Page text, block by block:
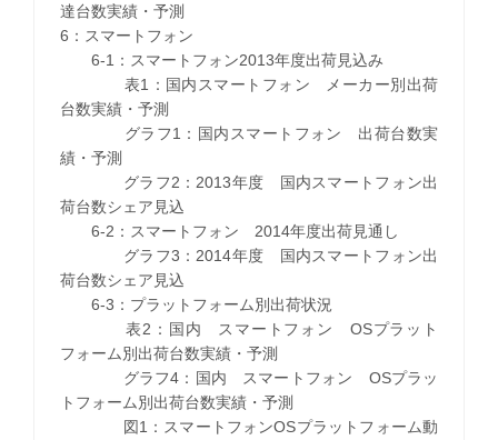
達台数実績・予測
6：スマートフォン
6-1：スマートフォン2013年度出荷見込み
表1：国内スマートフォン メーカー別出荷
台数実績・予測
グラフ1：国内スマートフォン 出荷台数実
績・予測
グラフ2：2013年度 国内スマートフォン出
荷台数シェア見込
6-2：スマートフォン 2014年度出荷見通し
グラフ3：2014年度 国内スマートフォン出
荷台数シェア見込
6-3：プラットフォーム別出荷状況
表2：国内 スマートフォン OSプラット
フォーム別出荷台数実績・予測
グラフ4：国内 スマートフォン OSプラッ
トフォーム別出荷台数実績・予測
図1：スマートフォンOSプラットフォーム動